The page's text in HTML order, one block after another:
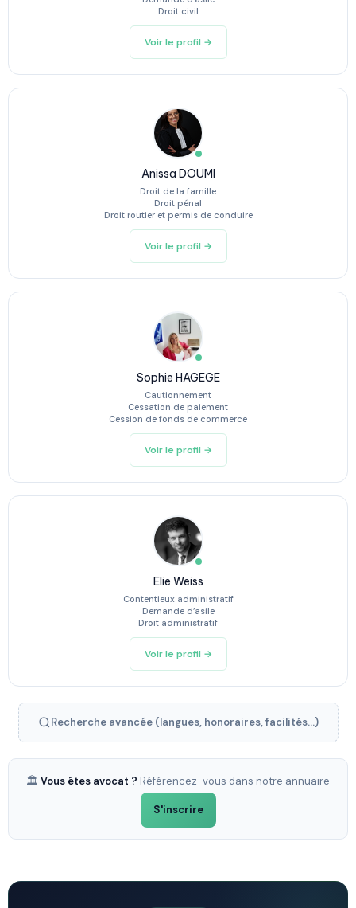
Droit civil
Voir le profil →
Anissa DOUMI
Droit de la famille
Droit pénal
Droit routier et permis de conduire
Voir le profil →
Sophie HAGEGE
Cautionnement
Cessation de paiement
Cession de fonds de commerce
Voir le profil →
Elie Weiss
Contentieux administratif
Demande d’asile
Droit administratif
Voir le profil →
Recherche avancée (langues, honoraires, facilités...)
🏛️ Vous êtes avocat ? Référencez-vous dans notre annuaire
S'inscrire